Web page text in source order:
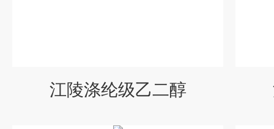
江陵涤纶级乙二醇